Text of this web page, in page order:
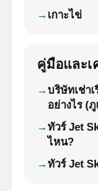
เกาะไข่
คู่มือและ
บริษัทเช่า
อย่างไร (ภู
ทัวร์ Jet
ไหน?
ทัวร์ Jet